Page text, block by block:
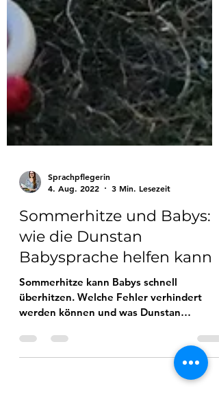
4. Aug. 2022
3 Min. Lesezeit
Sommerhitze und Babys:
wie die Dunstan
Babysprache helfen kann
Sommerhitze kann Babys schnell
werden können und was Dunstan
Babysprache damit zu tun hat.